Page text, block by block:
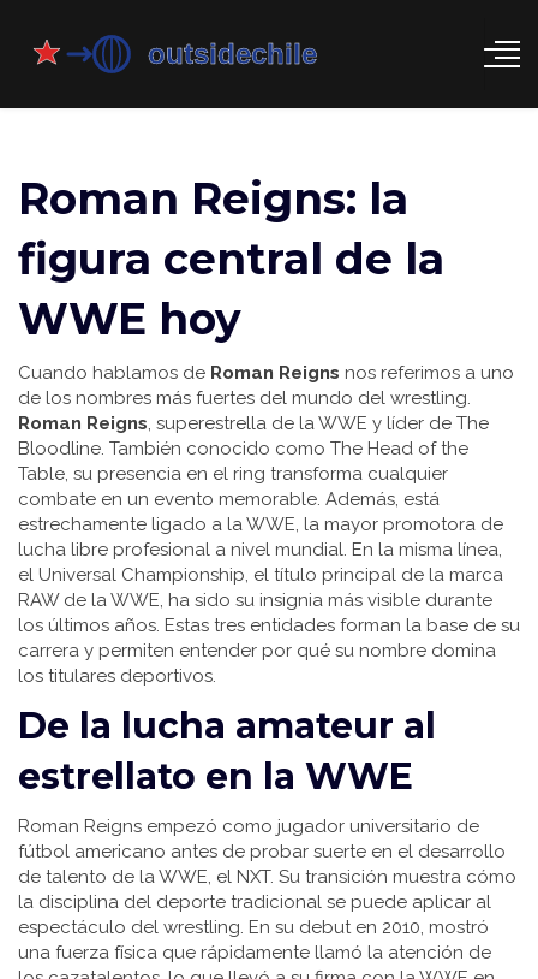
Roman Reigns: la
figura central de la
WWE hoy
Cuando hablamos de Roman Reigns nos referimos a uno
de los nombres más fuertes del mundo del wrestling.
Roman Reigns, superestrella de la WWE y líder de The
Bloodline. También conocido como The Head of the
Table, su presencia en el ring transforma cualquier
combate en un evento memorable. Además, está
estrechamente ligado a laWWE, la mayor promotora de
lucha libre profesional a nivel mundial. En la misma línea,
el Universal Championship, el título principal de la marca
RAW de la WWE, ha sido su insignia más visible durante
los últimos años. Estas tres entidades forman la base de su
carrera y permiten entender por qué su nombre domina
los titulares deportivos.
De la lucha amateur al
estrellato en la WWE
Roman Reigns empezó como jugador universitario de
fútbol americano antes de probar suerte en el desarrollo
de talento de la WWE, el NXT. Su transición muestra cómo
la disciplina del deporte tradicional se puede aplicar al
espectáculo del wrestling. En su debut en 2010, mostró
una fuerza física que rápidamente llamó la atención de